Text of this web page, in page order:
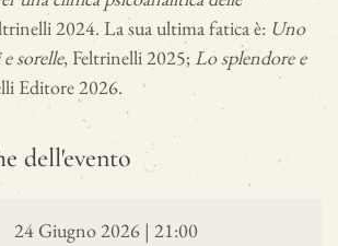
2024. La sua ultima fatica è: Uno
sorelle, Feltrinelli 2025;Lo splendore e
Editore 2026.
dell'evento
24 Giugno 2026 | 21:00